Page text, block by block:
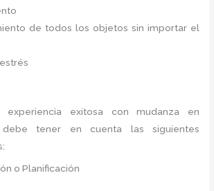
de todos los objetos sin importar el
experiencia exitosa con mudanza en
tener en cuenta las siguientes
o Planificación